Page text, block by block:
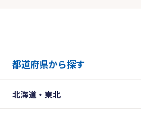
都道府県から探す
北海道・東北